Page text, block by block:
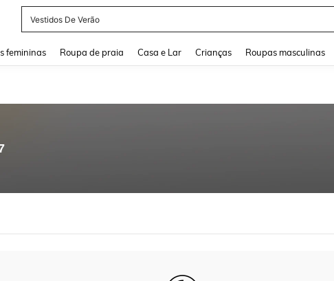
Vestidos De Verão
femininas Roupa de praia Casa e Lar Crianças Roupas masculinas